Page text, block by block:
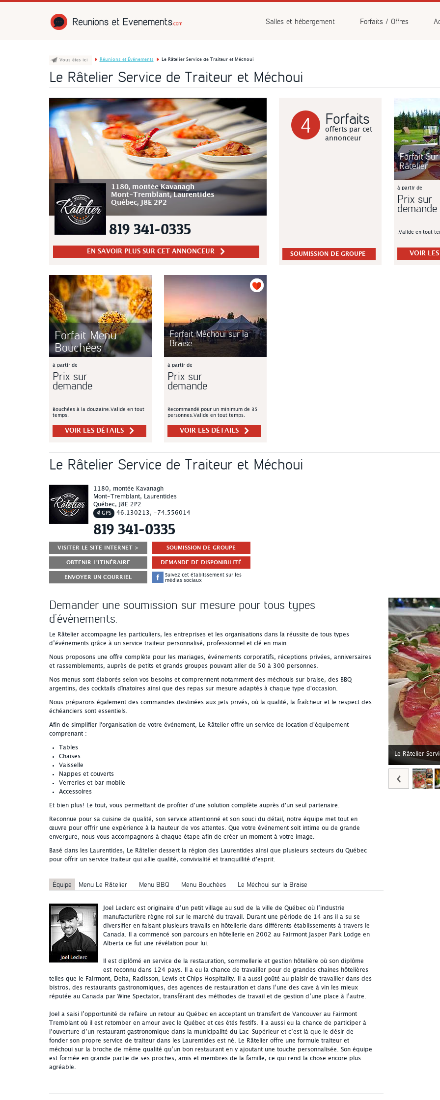
Salles et hébergement Forfaits / Offres
Vous êtes ici Réunions et Événements Le Râtelier Service de Traiteur et Méchoui
Le Râtelier Service de Traiteur et Méchoui
1180, montée Kavanagh
Mont-Tremblant, Laurentides
Québec, J8E 2P2
819 341-0335
EN SAVOIR PLUS SUR CET ANNONCEUR
4 Forfaits
offerts par cet
annonceur
SOUMISSION DE GROUPE
Forfait
Râtelier
à partir de
Prix sur
demande
.Valide en tout
VOIR
Forfait Menu
Bouchées
à partir de
Prix sur
demande
Bouchées à la douzaine.Valide en tout
temps.
VOIR LES DÉTAILS
Forfait Méchoui sur la
Braise
à partir de
Prix sur
demande
Recommandé pour un minimum de 35
personnes.Valide en tout temps.
VOIR LES DÉTAILS
Le Râtelier Service de Traiteur et Méchoui
1180, montée Kavanagh
Mont-Tremblant, Laurentides
Québec, J8E 2P2
GPS 46.130213, -74.556014
819 341-0335
VISITER LE SITE INTERNET > SOUMISSION DE GROUPE
OBTENIR L'ITINÉRAIRE DEMANDE DE DISPONIBILITÉ
ENVOYER UN COURRIEL
Suivez cet établissement sur les
médias sociaux
Demander une soumission sur mesure pour tous types
d’évènements.
Le Râtelier accompagne les particuliers, les entreprises et les organisations dans la réussite de tous types
d’événements grâce à un service traiteur personnalisé, professionnel et clé en main.
Nous proposons une offre complète pour les mariages, événements corporatifs, réceptions privées, anniversaires
et rassemblements, auprès de petits et grands groupes pouvant aller de 50 à 300 personnes.
Nos menus sont élaborés selon vos besoins et comprennent notamment des méchouis sur braise, des BBQ
argentins, des cocktails dînatoires ainsi que des repas sur mesure adaptés à chaque type d'occasion.
Nous préparons également des commandes destinées aux jets privés, où la qualité, la fraîcheur et le respect des
échéanciers sont essentiels.
Afin de simplifier l'organisation de votre événement, Le Râtelier offre un service de location d'équipement
comprenant :
Tables
Chaises
Vaisselle
Nappes et couverts
Verreries et bar mobile
Accessoires
Et bien plus! Le tout, vous permettant de profiter d'une solution complète auprès d'un seul partenaire.
Reconnue pour sa cuisine de qualité, son service attentionné et son souci du détail, notre équipe met tout en
œuvre pour offrir une expérience à la hauteur de vos attentes. Que votre événement soit intime ou de grande
envergure, nous vous accompagnons à chaque étape afin de créer un moment à votre image.
Basé dans les Laurentides, Le Râtelier dessert la région des Laurentides ainsi que plusieurs secteurs du Québec
pour offrir un service traiteur qui allie qualité, convivialité et tranquillité d'esprit.
Équipe Menu Le Râtelier Menu BBQ Menu Bouchées Le Méchoui sur la Braise
Joel Leclerc est originaire d’un petit village au sud de la ville de Québec où l’industrie
manufacturière règne roi sur le marché du travail. Durant une période de 14 ans il a su se
diversifier en faisant plusieurs travails en hôtellerie dans différents établissements à travers le
Canada. Il a commencé son parcours en hôtellerie en 2002 au Fairmont Jasper Park Lodge en
Alberta ce fut une révélation pour lui.
Il est diplômé en service de la restauration, sommellerie et gestion hôtelière où son diplôme
est reconnu dans 124 pays. Il a eu la chance de travailler pour de grandes chaines hôtelières
telles que le Fairmont, Delta, Radisson, Lewis et Chips Hospitality. Il a aussi goûté au plaisir de travailler dans des
bistros, des restaurants gastronomiques, des agences de restauration et dans l’une des cave à vin les mieux
réputée au Canada par Wine Spectator, transférant des méthodes de travail et de gestion d’une place à l’autre.
Joel a saisi l’opportunité de refaire un retour au Québec en acceptant un transfert de Vancouver au Fairmont
Tremblant où il est retomber en amour avec le Québec et ces étés festifs. Il a aussi eu la chance de participer à
l’ouverture d’un restaurant gastronomique dans la municipalité du Lac-Supérieur et c’est là que le désir de
fonder son propre service de traiteur dans les Laurentides est né. Le Râtelier offre une formule traiteur et
méchoui sur la broche de même qualité qu’un bon restaurant en y ajoutant une touche personnalisée. Son équipe
est formée en grande partie de ses proches, amis et membres de la famille, ce qui rend la chose encore plus
agréable.
Le Râtelier